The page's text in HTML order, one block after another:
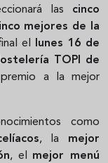
las cinco
mejores de la
el lunes 16 de
TOPI de
a la mejor
como
, la mejor
, el mejor menú